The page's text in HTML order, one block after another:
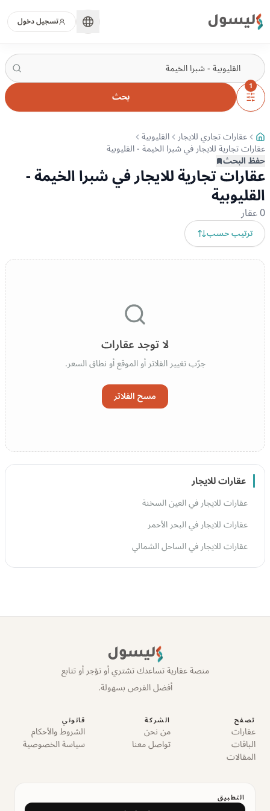
ليسول تسجيل دخول
1
بحث
عقارات تجاري للايجار القليوبية
عقارات تجارية للايجار في شبرا الخيمة - القليوبية
حفظ البحث
عقارات تجارية للايجار في شبرا الخيمة -
القليوبية
0عقار
ترتيب حسب
لا توجد عقارات
جرّب تغيير الفلاتر أو الموقع أو نطاق السعر.
مسح الفلاتر
عقارات للايجار
عقارات للايجار في العين السخنة
عقارات للايجار في البحر الأحمر
عقارات للايجار في الساحل الشمالي
ليسول
منصة عقارية تساعدك تشتري أو تؤجر أو تتابع
أفضل الفرص بسهولة.
تصفح
عقارات
الباقات
المقالات
الشركة
من نحن
تواصل معنا
قانوني
الشروط والأحكام
سياسة الخصوصية
التطبيق